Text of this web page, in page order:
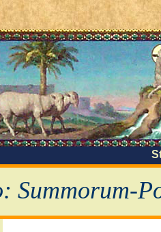
Summorum-